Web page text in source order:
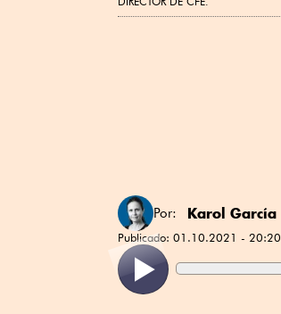
Por: Karol García
Publicado: 01.10.2021 - 20:20